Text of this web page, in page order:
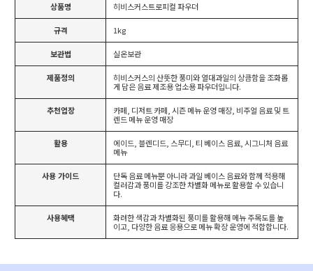
상품명 히비스커스트로피컬 파우더
규격 1kg
보관법 실온보관
제품정의
히비스커스의 산뜻한 풍미와 열대과일의 상큼함을 조화롭
게 담은 음료 제조용 업소용 파우더입니다.
추천업장
카페, 디저트 카페, 시즌 메뉴 운영 매장, 비주얼 음료 및 트
렌드 메뉴 운영 매장
활용
에이드, 블렌디드, 스무디, 티 베이스 음료, 시그니처 음료
메뉴
사용 가이드
단독 음료 메뉴뿐 아니라 과일 베이스 음료와 함께 적용해
컬러감과 풍미를 강조한 차별화 메뉴로 활용할 수 있습니
다.
사용혜택
화려한 색감과 차별화된 풍미를 활용해 메뉴 주목도를 높
이고, 다양한 음료 응용으로 메뉴 확장 운영에 적합합니다.